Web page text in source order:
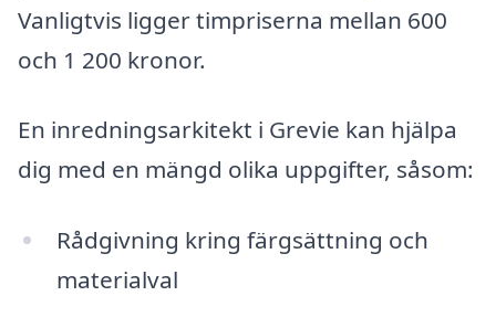
Vanligtvis ligger timpriserna mellan 600
och 1 200 kronor.
En inredningsarkitekt i Grevie kan hjälpa
dig med en mängd olika uppgifter, såsom:
Rådgivning kring färgsättning och
materialval